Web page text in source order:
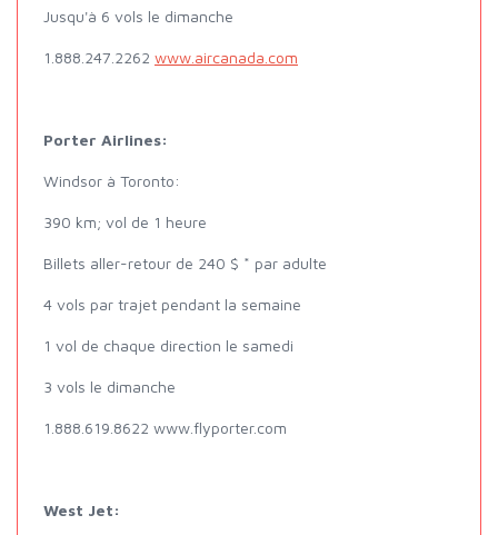
Jusqu'à 6 vols le dimanche
1.888.247.2262 www.aircanada.com
Porter Airlines:
Windsor à Toronto:
390 km; vol de 1 heure
Billets aller-retour de 240 $ * par adulte
4 vols par trajet pendant la semaine
1 vol de chaque direction le samedi
3 vols le dimanche
1.888.619.8622 www.flyporter.com
West Jet: